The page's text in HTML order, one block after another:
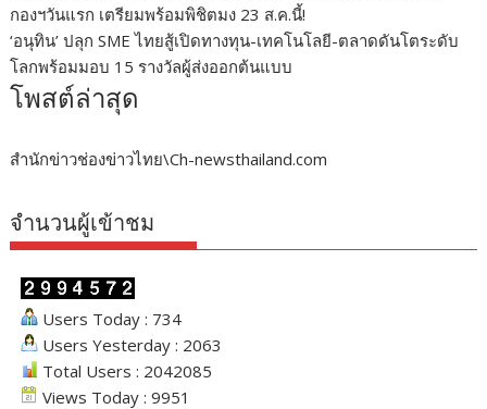
กองฯวันแรก เตรียมพร้อมพิชิตมง 23 ส.ค.นี้!
‘อนุทิน’ ปลุก SME ไทยสู้เปิดทางทุน-เทคโนโลยี-ตลาดดันโตระดับ
โลกพร้อมมอบ 15 รางวัลผู้ส่งออกต้นแบบ
โพสต์ล่าสุด
สำนักข่าวช่องข่าวไทย\Ch-newsthailand.com
จำนวนผู้เข้าชม
Users Today : 734
Users Yesterday : 2063
Total Users : 2042085
Views Today : 9951